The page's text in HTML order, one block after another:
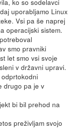
ko so sodelavci
uporabljamo Linux
Vsi pa še naprej
operacijski sistem.
smo pravniki
let smo vsi svoje
v državni upravi.
drugo pa je v
bi bil prehod na
preživljam svojo